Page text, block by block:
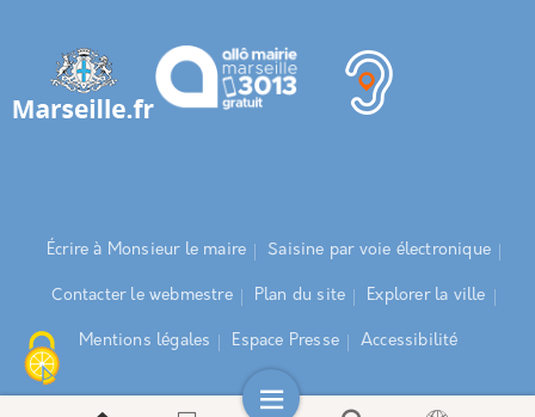
Écrire à Monsieur le maire Saisine par voie électronique
Contacter le webmestre Plan du site Explorer la ville
Mentions légales Espace Presse Accessibilité